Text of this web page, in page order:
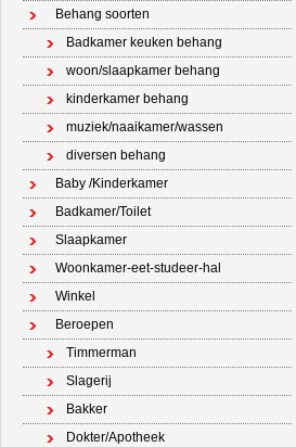
Behang soorten
Badkamer keuken behang
woon/slaapkamer behang
kinderkamer behang
muziek/naaikamer/wassen
diversen behang
Baby /Kinderkamer
Badkamer/Toilet
Slaapkamer
Woonkamer-eet-studeer-hal
Winkel
Beroepen
Timmerman
Slagerij
Bakker
Dokter/Apotheek